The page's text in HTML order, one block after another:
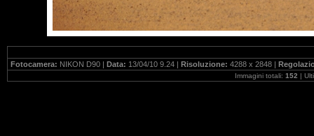
Fotocamera: NIKON D90 |Data: 13/04/10 9.24 |Risoluzione:4288 x 2848 |
Immagini totali: 152 |